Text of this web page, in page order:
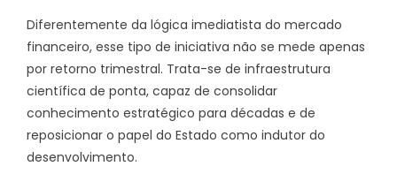
Diferentemente da lógica imediatista do mercado
financeiro, esse tipo de iniciativa não se mede apenas
por retorno trimestral. Trata-se de infraestrutura
científica de ponta, capaz de consolidar
conhecimento estratégico para décadas e de
reposicionar o papel do Estado como indutor do
desenvolvimento.